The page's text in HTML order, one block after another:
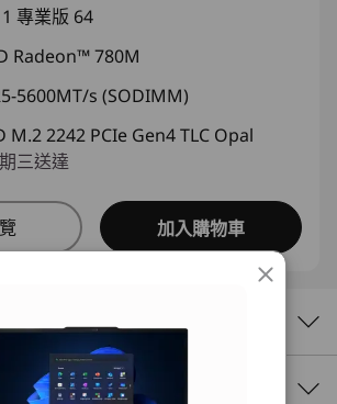
to 3 units
專業版 64
Radeon™ 780M
5600MT/s (SODIMM)
M.2 2242 PCIe Gen4 TLC Opal
三送達
加入購物車
AI 最佳化效能及效率